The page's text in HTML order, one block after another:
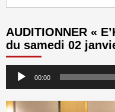
AUDITIONNER «
du samedi 02
Lecteur 00:00